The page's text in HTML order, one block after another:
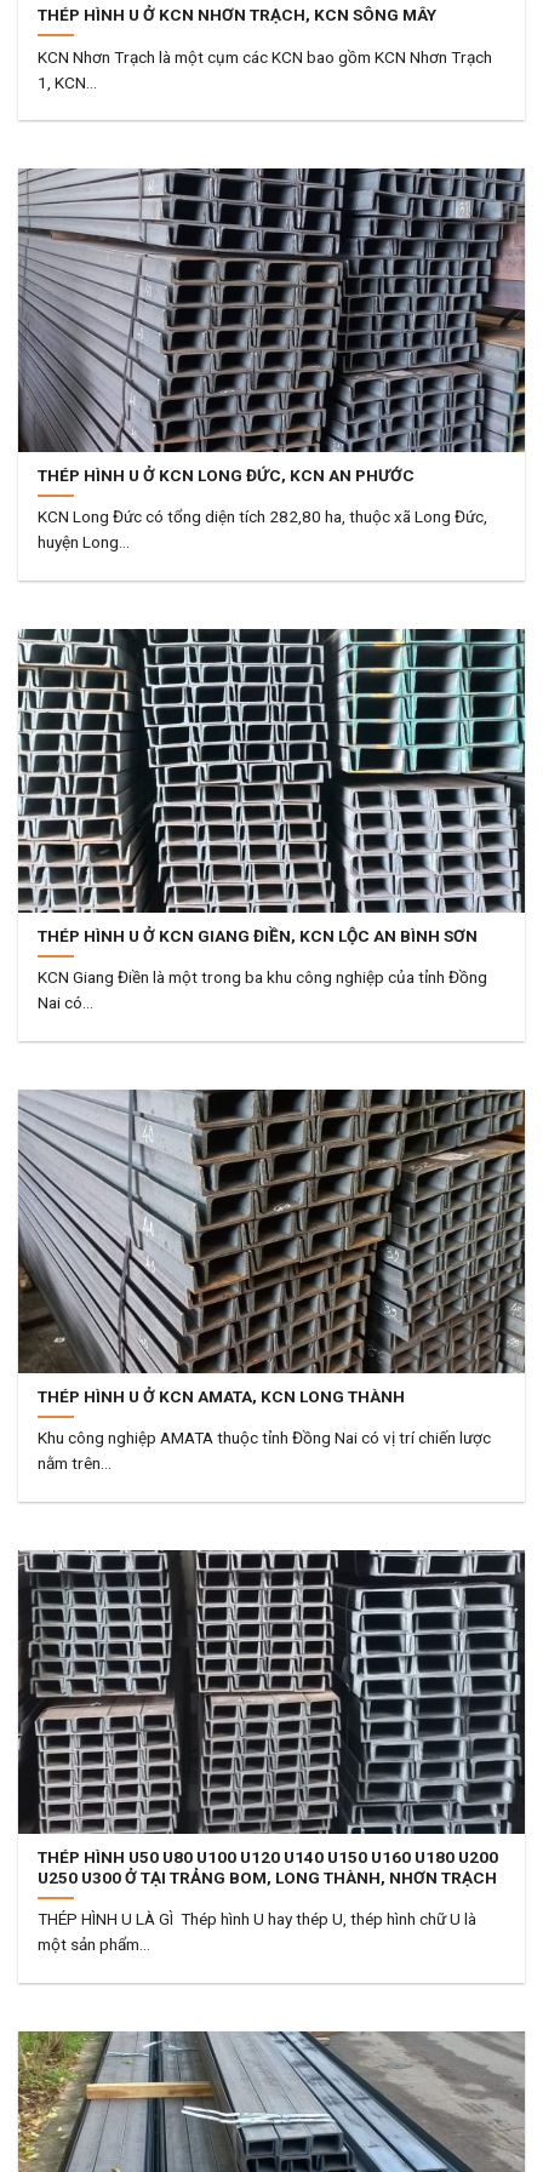
THÉP HÌNH U Ở KCN NHƠN TRẠCH, KCN SÔNG MÂY
KCN Nhơn Trạch là một cụm các KCN bao gồm KCN Nhơn Trạch
1, KCN...
THÉP HÌNH U Ở KCN LONG ĐỨC, KCN AN PHƯỚC
KCN Long Đức có tổng diện tích 282,80 ha, thuộc xã Long Đức,
huyện Long...
THÉP HÌNH U Ở KCN GIANG ĐIỀN, KCN LỘC AN BÌNH SƠN
KCN Giang Điền là một trong ba khu công nghiệp của tỉnh Đồng
Nai có...
THÉP HÌNH U Ở KCN AMATA, KCN LONG THÀNH
Khu công nghiệp AMATA thuộc tỉnh Đồng Nai có vị trí chiến lược
nằm trên...
THÉP HÌNH U50 U80 U100 U120 U140 U150 U160 U180 U200
U250 U300 Ở TẠI TRẢNG BOM, LONG THÀNH, NHƠN TRẠCH
THÉP HÌNH U LÀ GÌ Thép hình U hay thép U, thép hình chữ U là
một sản phẩm...